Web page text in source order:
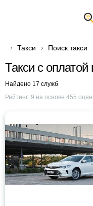
Такси Поиск такси
Такси с
Найдено 17 служб
Рейтинг: 9 на основе 455